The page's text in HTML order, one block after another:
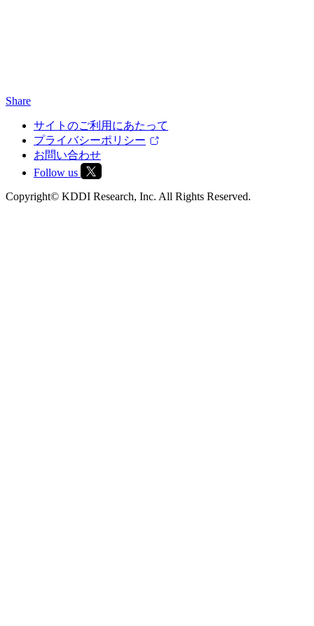
Share
サイトのご利用にあたって
プライバシーポリシー
お問い合わせ
Follow us
Copyright© KDDI Research, Inc. All Rights Reserved.